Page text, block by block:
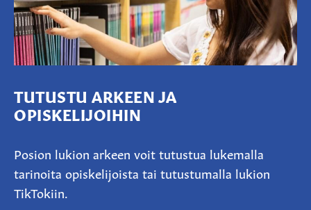
TUTUSTU ARKEEN JA
OPISKELIJOIHIN
Posion lukion arkeen voit tutustua lukemalla
tarinoita opiskelijoista tai tutustumalla lukion
TikTokiin.